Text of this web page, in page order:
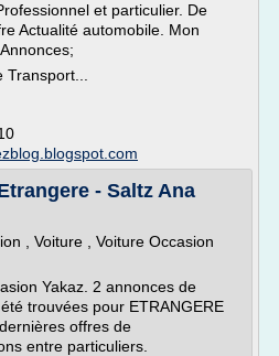
et particulier. De
Actualité automobile. Mon
- Saltz Ana
, Voiture , Voiture Occasion
Yakaz. 2 annonces de
trouvées pour ETRANGERE
offres de
entre particuliers.